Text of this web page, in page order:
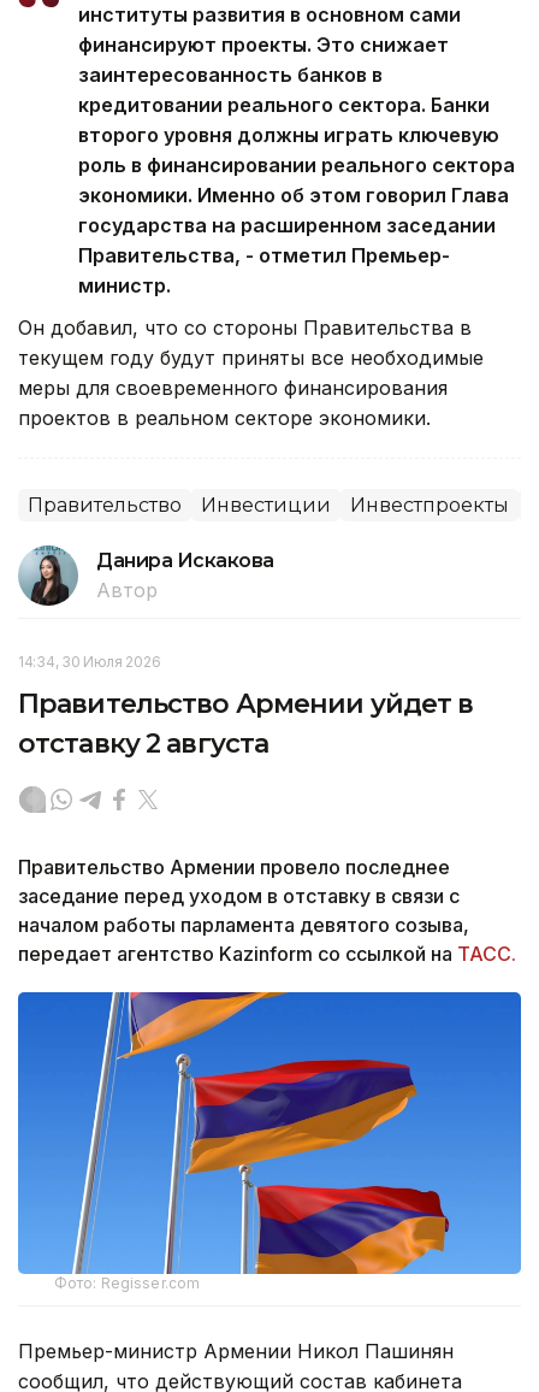
институты развития в основном сами
финансируют проекты. Это снижает
заинтересованность банков в
кредитовании реального сектора. Банки
второго уровня должны играть ключевую
роль в финансировании реального сектора
экономики. Именно об этом говорил Глава
государства на расширенном заседании
Правительства, - отметил Премьер-
министр.
Он добавил, что со стороны Правительства в
текущем году будут приняты все необходимые
меры для своевременного финансирования
проектов в реальном секторе экономики.
Правительство Инвестиции Инвестпроекты
Данира Искакова
Автор
14:34, 30 Июля 2026
Правительство Армении уйдет в
отставку 2 августа
Правительство Армении провело последнее
заседание перед уходом в отставку в связи с
началом работы парламента девятого созыва,
передает агентство Kazinform со ссылкой на ТАСС.
Фото: Regisser.com
Премьер-министр Армении Никол Пашинян
сообщил, что действующий состав кабинета